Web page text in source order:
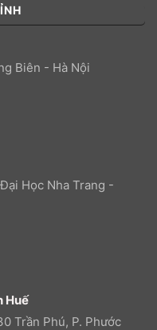
Biên - Hà Nội
Học Nha Trang -
Huế
Trần Phú, P. Phước